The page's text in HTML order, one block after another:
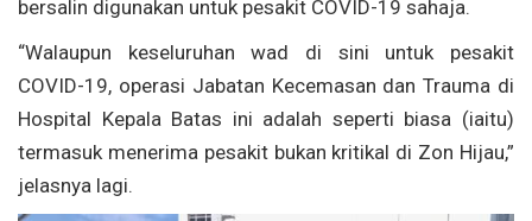
bersalin digunakan untuk pesakit COVID-19 sahaja.
“Walaupun keseluruhan wad di sini untuk pesakit
COVID-19, operasi Jabatan Kecemasan dan Trauma di
Hospital Kepala Batas ini adalah seperti biasa (iaitu)
termasuk menerima pesakit bukan kritikal di Zon Hijau,”
jelasnya lagi.